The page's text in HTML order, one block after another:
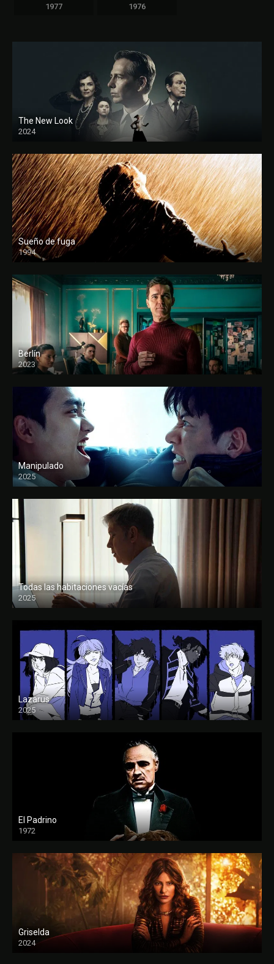
1977 1976
The New Look
2024
Sueño de fuga
1994
FULL HD
Berlín
2023
Manipulado
2025
Todas las habitaciones vacías
2025
FULL HD
Lazarus
2025
El Padrino
1972
FULL HD
Griselda
2024